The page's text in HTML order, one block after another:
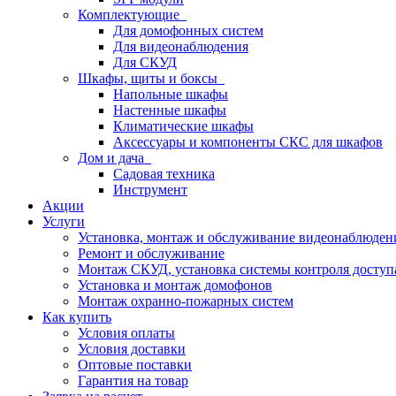
Комплектующие
Для домофонных систем
Для видеонаблюдения
Для СКУД
Шкафы, щиты и боксы
Напольные шкафы
Настенные шкафы
Климатические шкафы
Аксессуары и компоненты СКС для шкафов
Дом и дача
Садовая техника
Инструмент
Акции
Услуги
Установка, монтаж и обслуживание
Ремонт и обслуживание
Монтаж СКУД, установка системы контроля
Установка и монтаж домофонов
Монтаж охранно-пожарных систем
Как купить
Условия оплаты
Условия доставки
Оптовые поставки
Гарантия на товар